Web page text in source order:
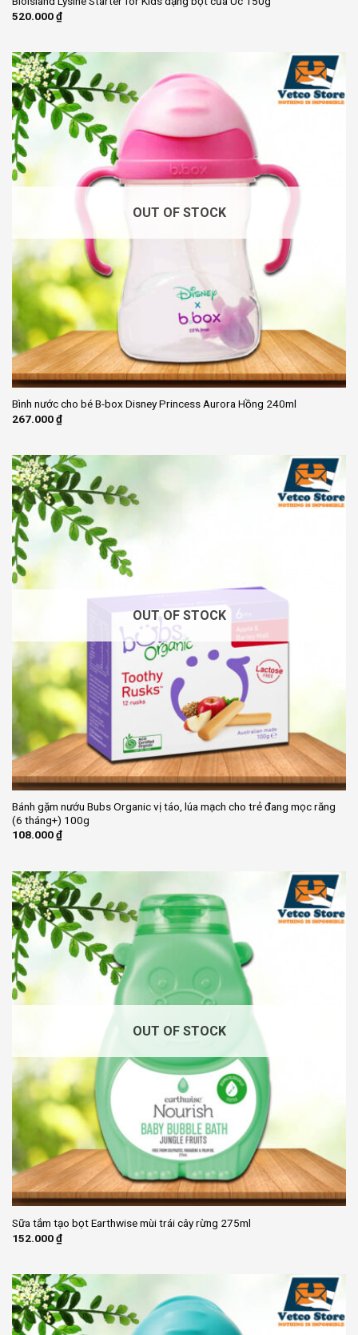
520.000₫
OUT OF STOCK
Bình nước cho bé B-box Disney Princess Aurora Hồng 240ml
267.000₫
OUT OF STOCK
Bánh gặm nướu Bubs Organic vị táo, lúa mạch cho trẻ đang mọc răng
(6 tháng+) 100g
108.000₫
OUT OF STOCK
Sữa tắm tạo bọt Earthwise mùi trái cây rừng 275ml
152.000₫